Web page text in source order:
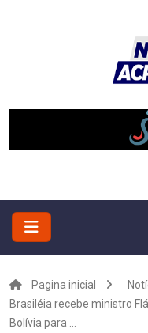
Pagina inicial
Brasiléia recebe ministro
Bolívia para ...